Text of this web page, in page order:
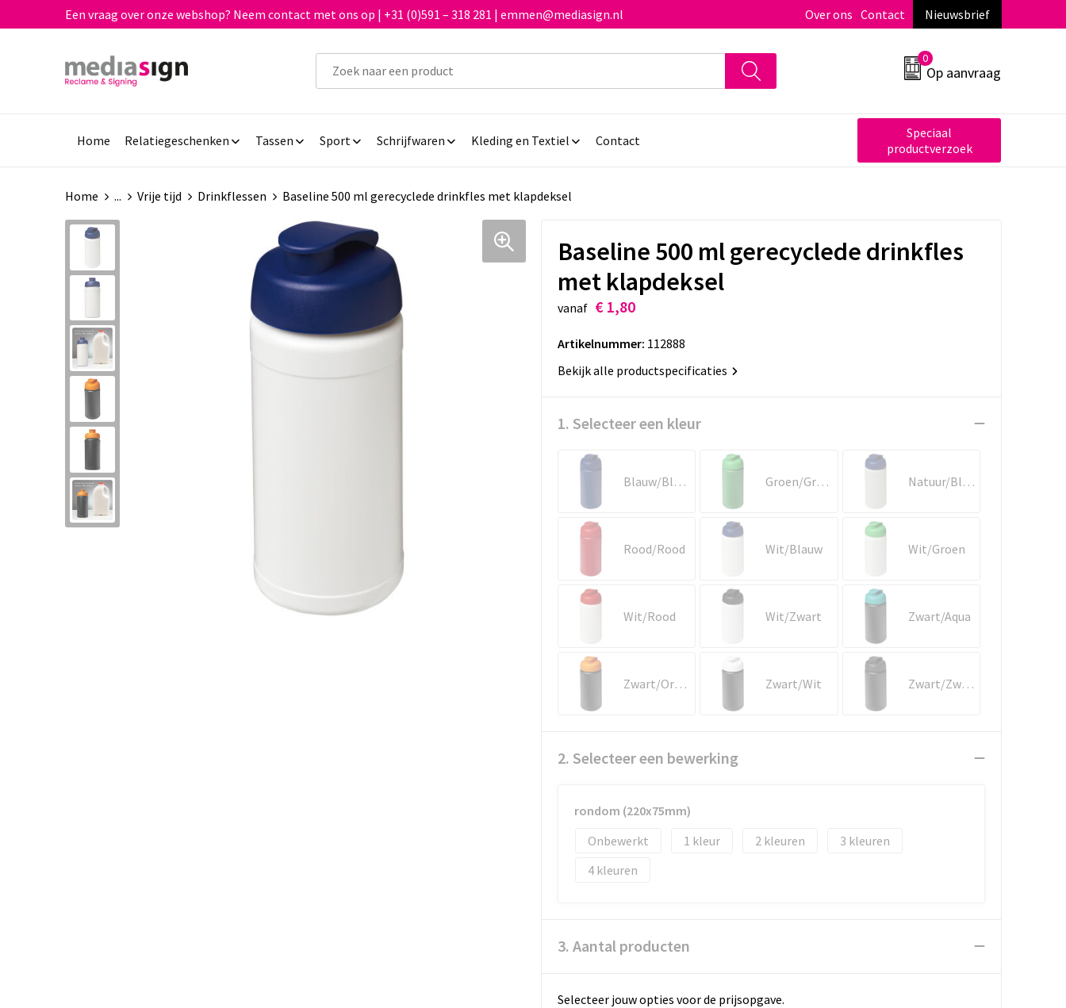
Een vraag over onze webshop? Neem contact met ons op | +31 (0)591 – 318 281 | emmen@mediasign.nl Over ons Contact Nieuwsbrief
0
Op aanvraag
Home Relatiegeschenken Tassen Sport Schrijfwaren Kleding en Textiel Contact
Speciaal
productverzoek
Home ... Vrije tijd Drinkflessen Baseline 500 ml gerecyclede drinkfles met klapdeksel
Baseline 500 ml gerecyclede drinkfles
met klapdeksel
vanaf € 1,80
Artikelnummer: 112888
Bekijk alle productspecificaties
1. Selecteer een kleur
Blauw/Blauw Groen/Groen Natuur/Blauw
Rood/Rood Wit/Blauw Wit/Groen
Wit/Rood Wit/Zwart Zwart/Aqua
Zwart/Oranje Zwart/Wit Zwart/Zwart
2. Selecteer een bewerking
rondom (220x75mm)
Onbewerkt
1 2
3
4
3. Aantal producten
Selecteer jouw opties voor de prijsopgave.